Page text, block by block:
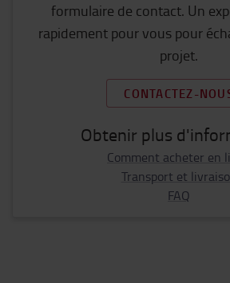
formulaire de contact. Un
rapidement pour vous pour
projet.
CONTACTEZ-
Obtenir plus
Comment acheter en
Transport et
FAQ